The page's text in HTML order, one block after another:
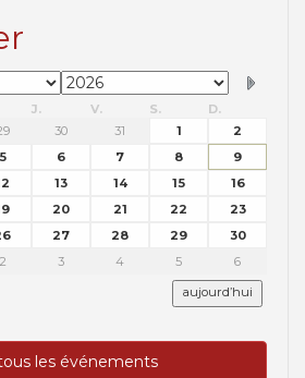
J. V. S.
D.
30 31 1
2
5 6 7 8
9
13 14 15
16
20 21 22
23
27 28 29
30
2 3 4 5 6
aujourd’hui
les événements